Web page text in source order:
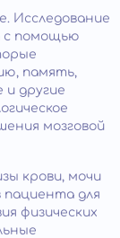
Исследование
с помощью
память,
другие
мозговой
крови, мочи
пациента для
физических